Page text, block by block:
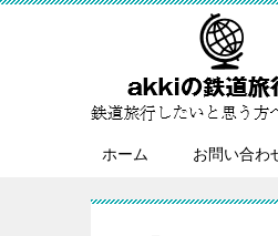
ホーム お問い合わ